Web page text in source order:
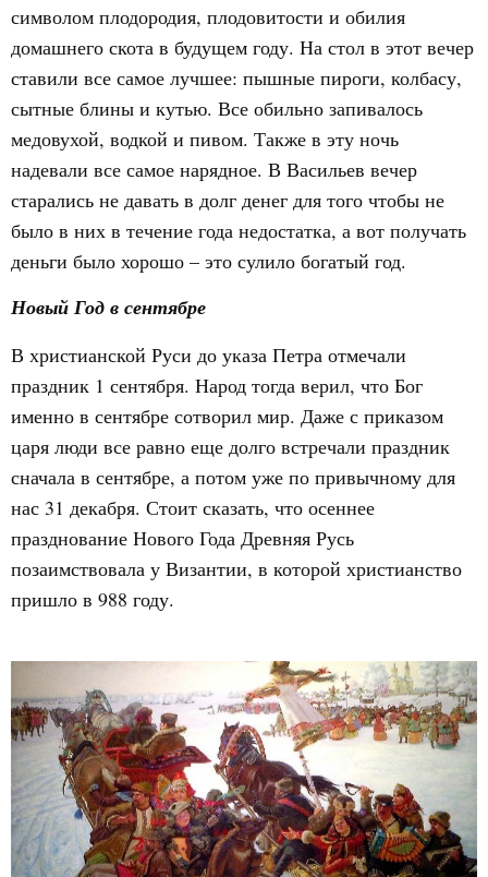
символом плодородия, плодовитости и обилия
домашнего скота в будущем году. На стол в этот вечер
ставили все самое лучшее: пышные пироги, колбасу,
сытные блины и кутью. Все обильно запивалось
медовухой, водкой и пивом. Также в эту ночь
надевали все самое нарядное. В Васильев вечер
старались не давать в долг денег для того чтобы не
было в них в течение года недостатка, а вот получать
деньги было хорошо – это сулило богатый год.
Новый Год в сентябре
В христианской Руси до указа Петра отмечали
праздник 1 сентября. Народ тогда верил, что Бог
именно в сентябре сотворил мир. Даже с приказом
царя люди все равно еще долго встречали праздник
сначала в сентябре, а потом уже по привычному для
нас 31 декабря. Стоит сказать, что осеннее
празднование Нового Года Древняя Русь
позаимствовала у Византии, в которой христианство
пришло в 988 году.